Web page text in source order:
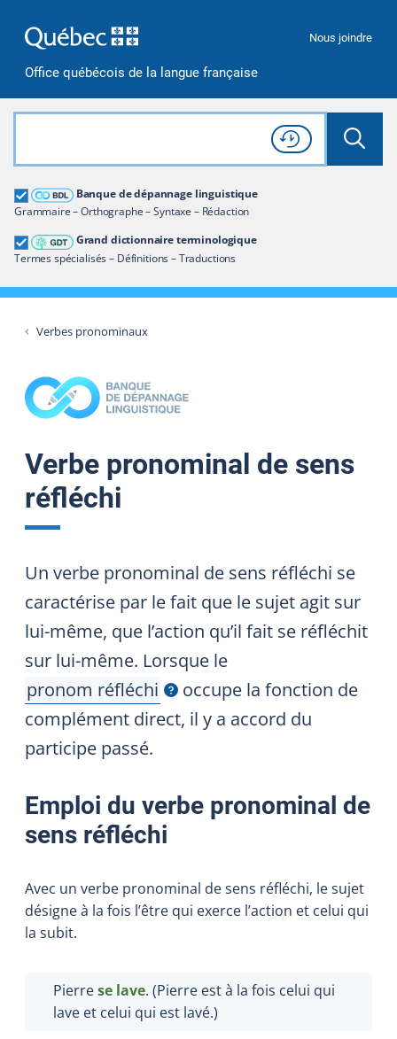
Office québécois de la langue française
Nous joindre
Rechercher dans tout le site
Lancer
Consulter l'
Historique
de recherche
Banque de dépannage linguistique
Grammaire – Orthographe – Syntaxe – Rédaction
Grand dictionnaire terminologique
Termes spécialisés – Définitions – Traductions
Grand dictionnaire terminologique
Restreindre aux termes
Verbes pronominaux
Verbe pronominal de sens
réfléchi
Un verbe pronominal de sens réfléchi se
caractérise par le fait que le sujet agit sur
lui-même, que l’action qu’il fait se réfléchit
sur lui-même. Lorsque le
pronom réfléchi
Afficher l'infobulleoccupe la fonction de
complément direct, il y a accord du
participe passé.
Emploi du verbe pronominal de
sens réfléchi
Avec un verbe pronominal de sens réfléchi, le sujet
désigne à la fois l’être qui exerce l’action et celui qui
la subit.
Pierrese lave. (Pierre est à la fois celui qui
lave et celui qui est lavé.)